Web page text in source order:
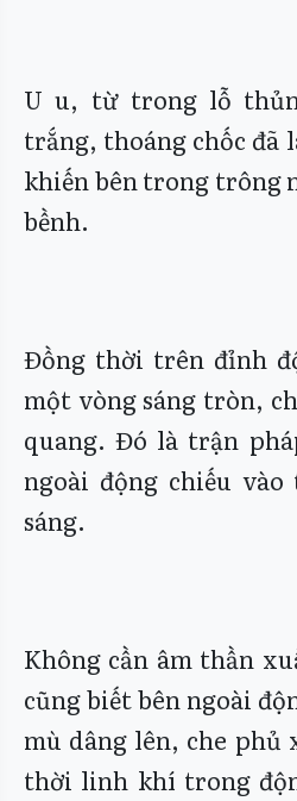
U u, từ trong lỗ
trắng, thoáng chốc đã
khiến bên trong trông
bềnh.
Đồng thời trên đỉnh
một vòng sáng tròn,
quang. Đó là trận
ngoài động chiếu
sáng.
Không cần âm thần
cũng biết bên ngoài
mù dâng lên, che phủ
thời linh khí trong